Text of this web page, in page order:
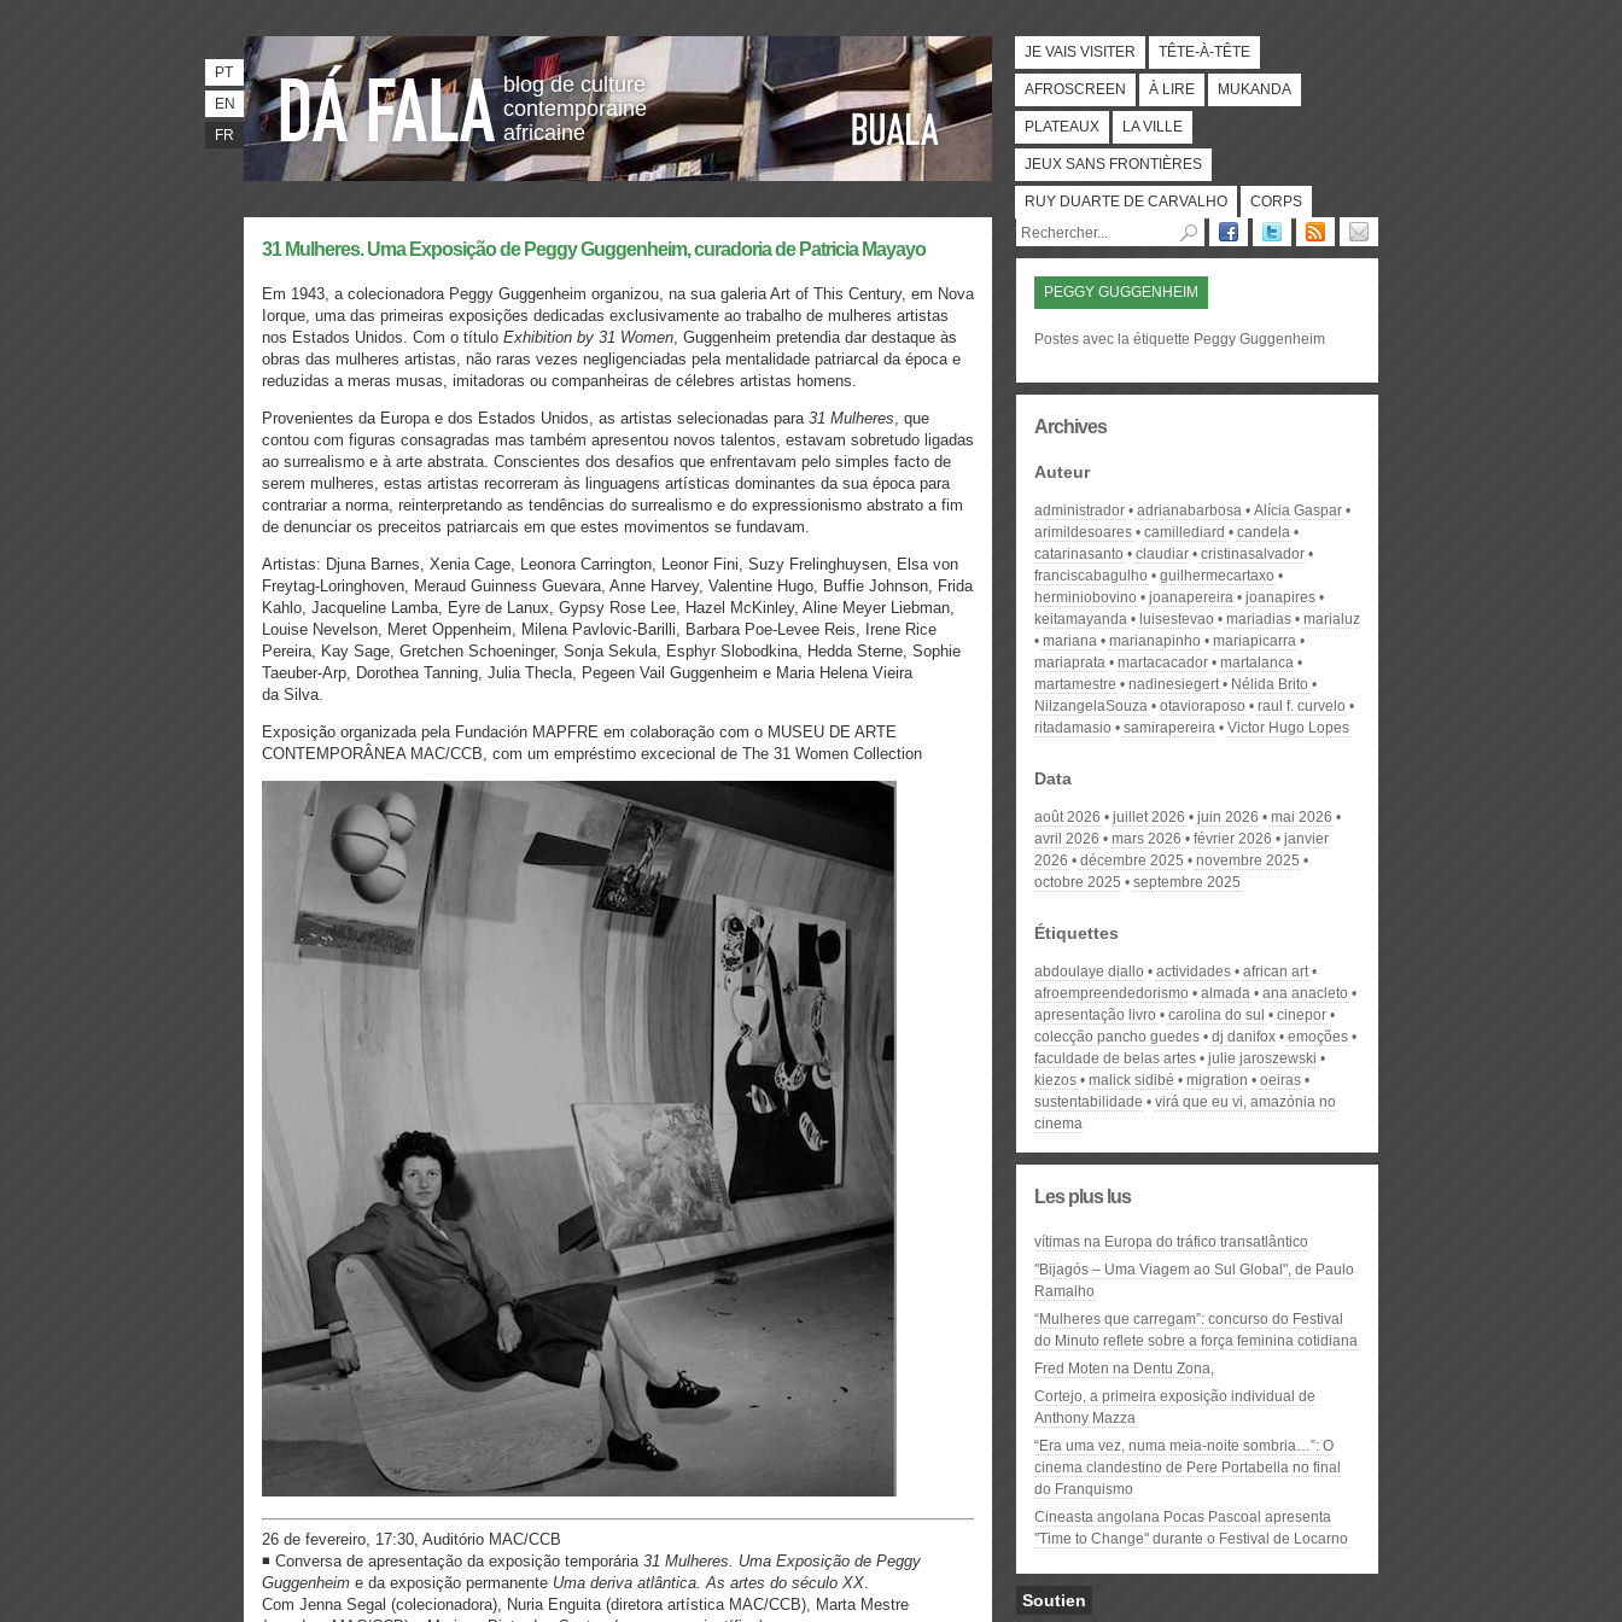
blog de culture
contemporaine
africaine
PT
EN
FR
JE VAIS VISITER TÊTE-À-TÊTE
AFROSCREEN À LIRE MUKANDA
PLATEAUX LA VILLE
JEUX SANS FRONTIÈRES
RUY DUARTE DE CARVALHO CORPS
31 Mulheres. Uma Exposição de Peggy Guggenheim, curadoria de Patricia Mayayo
Em 1943, a colecionadora Peggy Guggenheim organizou, na sua galeria Art of This Century, em Nova
Iorque, uma das primeiras exposições dedicadas exclusivamente ao trabalho de mulheres artistas
nos Estados Unidos. Com o título Exhibition by 31 Women, Guggenheim pretendia dar destaque às
obras das mulheres artistas, não raras vezes negligenciadas pela mentalidade patriarcal da época e
reduzidas a meras musas, imitadoras ou companheiras de célebres artistas homens.
Provenientes da Europa e dos Estados Unidos, as artistas selecionadas para 31 Mulheres, que
contou com figuras consagradas mas também apresentou novos talentos, estavam sobretudo ligadas
ao surrealismo e à arte abstrata. Conscientes dos desafios que enfrentavam pelo simples facto de
serem mulheres, estas artistas recorreram às linguagens artísticas dominantes da sua época para
contrariar a norma, reinterpretando as tendências do surrealismo e do expressionismo abstrato a fim
de denunciar os preceitos patriarcais em que estes movimentos se fundavam.
Artistas: Djuna Barnes, Xenia Cage, Leonora Carrington, Leonor Fini, Suzy Frelinghuysen, Elsa von
Freytag-Loringhoven, Meraud Guinness Guevara, Anne Harvey, Valentine Hugo, Buffie Johnson, Frida
Kahlo, Jacqueline Lamba, Eyre de Lanux, Gypsy Rose Lee, Hazel McKinley, Aline Meyer Liebman,
Louise Nevelson, Meret Oppenheim, Milena Pavlovic-Barilli, Barbara Poe-Levee Reis, Irene Rice
Pereira, Kay Sage, Gretchen Schoeninger, Sonja Sekula, Esphyr Slobodkina, Hedda Sterne, Sophie
Taeuber-Arp, Dorothea Tanning, Julia Thecla, Pegeen Vail Guggenheim e Maria Helena Vieira
da Silva.
Exposição organizada pela Fundación MAPFRE em colaboração com o MUSEU DE ARTE
CONTEMPORÂNEA MAC/CCB, com um empréstimo excecional de The 31 Women Collection
26 de fevereiro, 17:30, Auditório MAC/CCB
◾ Conversa de apresentação da exposição temporária 31 Mulheres. Uma Exposição de Peggy
Guggenheim e da exposição permanente Uma deriva atlântica. As artes do século XX
Com Jenna Segal (colecionadora), Nuria Enguita (diretora artística MAC/CCB), Marta Mestre
PEGGY GUGGENHEIM
Postes avec la étiquette Peggy Guggenheim
Archives
Auteur
administrador adrianabarbosa
Alícia Gaspar
arimildesoares
camillediard
candela
catarinasanto
claudiar
cristinasalvador
franciscabagulho
guilhermecartaxo
herminiobovino
joanapereira
joanapires
keitamayanda
luisestevao mariadias
marialuz
mariana
marianapinho
mariapicarra
mariaprata
martacacador
martalanca
martamestre
nadinesiegert
Nélida Brito
NilzangelaSouza
otavioraposo
raul f. curvelo
ritadamasio
samirapereira Victor Hugo Lopes
Data
août 2026 juillet 2026 juin 2026
mai 2026
avril 2026
mars 2026 février 2026
janvier
2026
décembre 2025
novembre 2025
octobre 2025
septembre 2025
Étiquettes
abdoulaye diallo actividades
african art
afroempreendedorismo
almada
ana anacleto
apresentação livro
carolina do sul
cinepor
colecção pancho guedes
dj danifox
emoções
faculdade de belas artes
julie jaroszewski
kiezos
malick sidibé migration
oeiras
sustentabilidade
virá que eu vi, amazónia no
cinema
Les plus lus
vítimas na Europa do tráfico transatlântico
"Bijagós – Uma Viagem ao Sul Global", de Paulo
Ramalho
“Mulheres que carregam”: concurso do Festival
do Minuto reflete sobre a força feminina cotidiana
Fred Moten na Dentu Zona,
Cortejo, a primeira exposição individual de
Anthony Mazza
“Era uma vez, numa meia-noite sombria…”: O
cinema clandestino de Pere Portabella no final
do Franquismo
Cineasta angolana Pocas Pascoal apresenta
"Time to Change" durante o Festival de Locarno
Soutien